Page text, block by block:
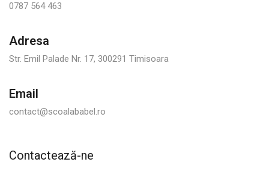
0787 564 463
Adresa
Str. Emil Palade Nr. 17, 300291 Timisoara
Email
contact@scoalababel.ro
Contactează-ne